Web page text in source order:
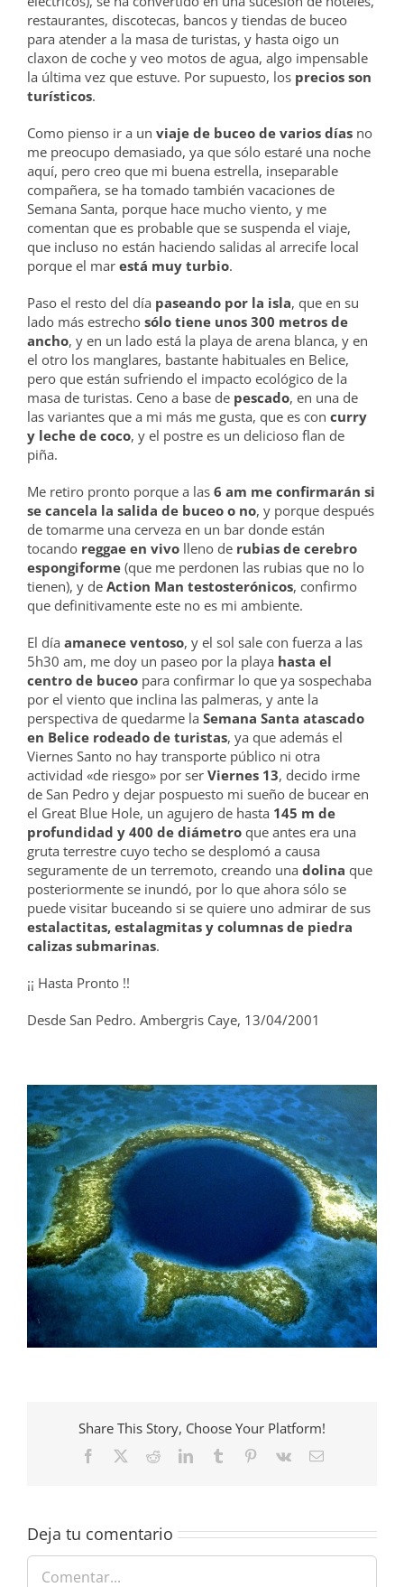
restaurantes, discotecas, bancos y tiendas de buceo
para atender a la masa de turistas, y hasta oigo un
claxon de coche y veo motos de agua, algo impensable
la última vez que estuve. Por supuesto, los precios son
turísticos.
Como pienso ir a un viaje de buceo de varios días no
me preocupo demasiado, ya que sólo estaré una noche
aquí, pero creo que mi buena estrella, inseparable
compañera, se ha tomado también vacaciones de
Semana Santa, porque hace mucho viento, y me
comentan que es probable que se suspenda el viaje,
que incluso no están haciendo salidas al arrecife local
porque el mar está muy turbio.
Paso el resto del día paseando por la isla, que en su
lado más estrecho sólo tiene unos 300 metros de
ancho, y en un lado está la playa de arena blanca, y en
el otro los manglares, bastante habituales en Belice,
pero que están sufriendo el impacto ecológico de la
masa de turistas. Ceno a base de pescado, en una de
las variantes que a mi más me gusta, que es con curry
y leche de coco, y el postre es un delicioso flan de
piña.
Me retiro pronto porque a las 6 am me confirmarán si
se cancela la salida de buceo o no, y porque después
de tomarme una cerveza en un bar donde están
tocando reggae en vivo lleno de rubias de cerebro
espongiforme (que me perdonen las rubias que no lo
tienen), y de Action Man testosterónicos, confirmo
que definitivamente este no es mi ambiente.
El día amanece ventoso, y el sol sale con fuerza a las
5h30 am, me doy un paseo por la playa hasta el
centro de buceo para confirmar lo que ya sospechaba
por el viento que inclina las palmeras, y ante la
perspectiva de quedarme la Semana Santa atascado
en Belice rodeado de turistas, ya que además el
Viernes Santo no hay transporte público ni otra
actividad «de riesgo» por ser Viernes 13, decido irme
de San Pedro y dejar pospuesto mi sueño de bucear en
el Great Blue Hole, un agujero de hasta 145 m de
profundidad y 400 de diámetro que antes era una
gruta terrestre cuyo techo se desplomó a causa
seguramente de un terremoto, creando una dolina que
posteriormente se inundó, por lo que ahora sólo se
puede visitar buceando si se quiere uno admirar de sus
estalactitas, estalagmitas y columnas de piedra
calizas submarinas.
¡¡ Hasta Pronto !!
Desde San Pedro. Ambergris Caye, 13/04/2001
Share This Story, Choose Your Platform!
Facebook RedditLinkedInTumblr Pinterest
Vk
Correo
Deja tu comentario
Comentar